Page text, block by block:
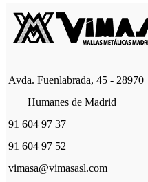
Avda. Fuenlabrada, 45 - 28970
Humanes de Madrid
91 604 97 37
91 604 97 52
vimasa@vimasasl.com